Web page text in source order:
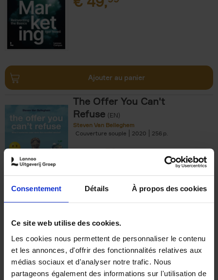
Consentement Détails À propos des cookies
Ce site web utilise des cookies.
Les cookies nous permettent de personnaliser le contenu
et les annonces, d'offrir des fonctionnalités relatives aux
médias sociaux et d'analyser notre trafic. Nous
partageons également des informations sur l'utilisation de
Ajouter au panier
The Offer You Can't
Refuse (EN)
Steven Van Belleghem
Couverture souple
2020 256
€37,50
Building Bonds = Building
Business
Jochen Roef Jozefien De Feyter
Carolien Boom
Couverture souple
2025 200